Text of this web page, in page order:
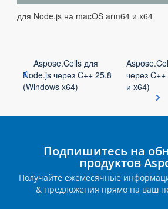
для Node.js на macOS arm64 и x64
Aspose.Cells для
Node.js через C++ 25.8
(Windows x64)
через
и x64)
Подпишитесь на
продуктов
Получайте ежемесячные
& предложения прямо на ваш